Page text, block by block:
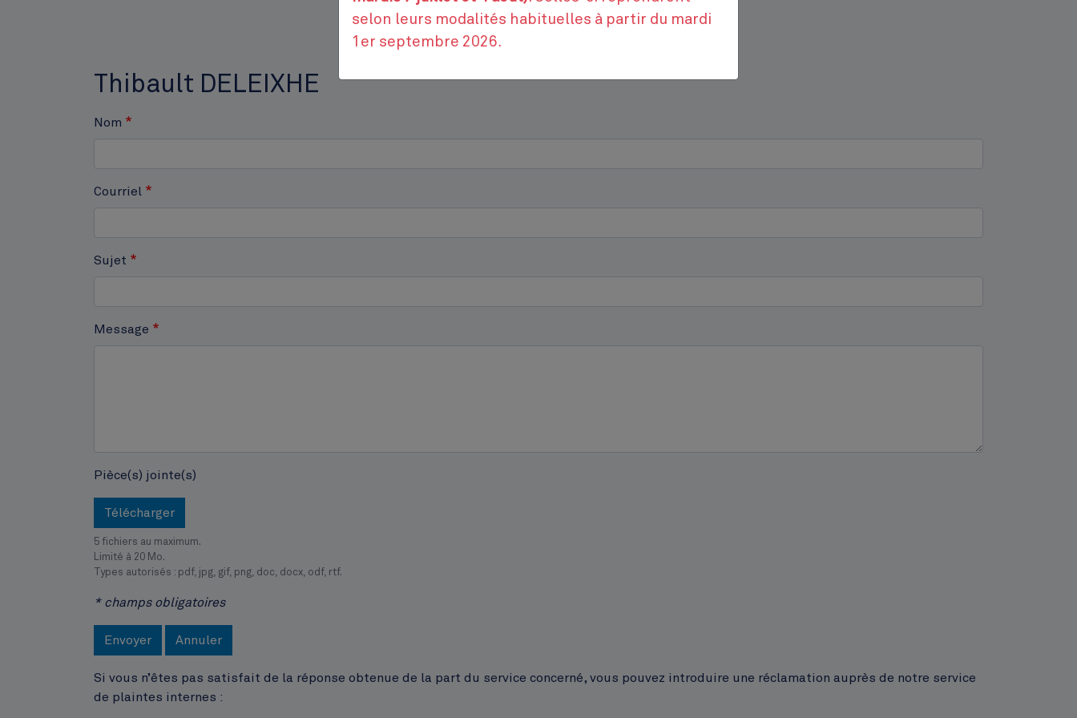
Contactez-nous
Thibault DELEIXHE
Nom
Courriel
Sujet
Message
Pièce(s) jointe(s)
Télécharger
5 fichiers au maximum.
Limité à 20 Mo.
Types autorisés : pdf, jpg, gif, png, doc, docx, odf, rtf.
* champs obligatoires
Envoyer Annuler
Si vous n’êtes pas satisfait de la réponse obtenue de la part du service concerné, vous pouvez introduire une réclamation auprès de notre service
de plaintes internes :
selon leurs modalités habituelles à partir du mardi
1er septembre 2026.